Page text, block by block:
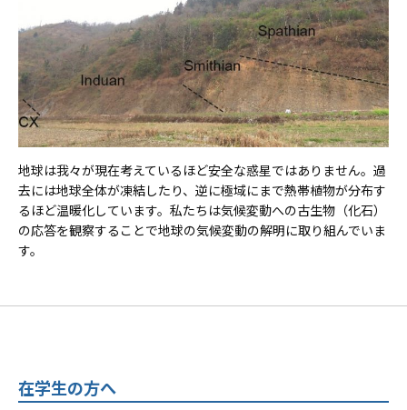
地球は我々が現在考えているほど安全な惑星ではありません。過
去には地球全体が凍結したり、逆に極域にまで熱帯植物が分布す
るほど温暖化しています。私たちは気候変動への古生物（化石）
の応答を観察することで地球の気候変動の解明に取り組んでいま
す。
在学生の方へ